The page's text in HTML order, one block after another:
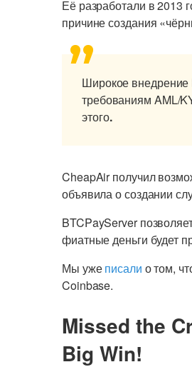
Её разработали в 2013
причине создания
Широкое внедрение
требованиям AML/
этого.
CheapAir получил
объявила о создании
BTCPayServer
фиатные деньги будет
Мы ужеписали о том,
Coinbase.
Missed the
Big Win!